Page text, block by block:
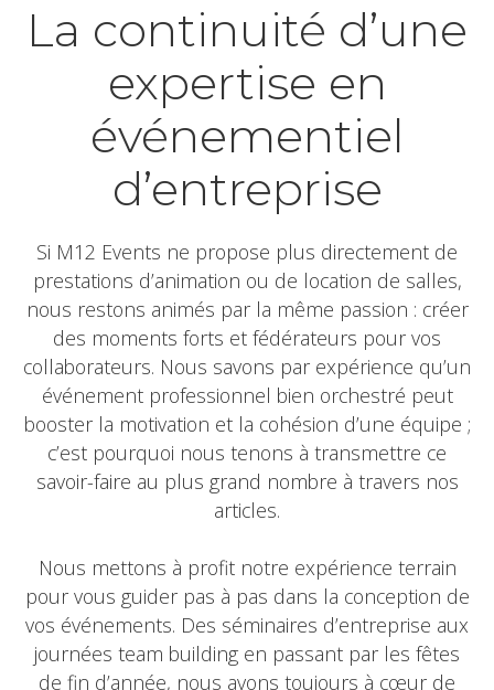
La continuité d’une
expertise en
événementiel
d’entreprise
Si M12 Events ne propose plus directement de
prestations d’animation ou de location de salles,
nous restons animés par la même passion : créer
des moments forts et fédérateurs pour vos
collaborateurs. Nous savons par expérience qu’un
événement professionnel bien orchestré peut
booster la motivation et la cohésion d’une équipe ;
c’est pourquoi nous tenons à transmettre ce
savoir-faire au plus grand nombre à travers nos
articles.
Nous mettons à profit notre expérience terrain
pour vous guider pas à pas dans la conception de
vos événements. Des séminaires d’entreprise aux
journées team building en passant par les fêtes
de fin d’année, nous avons toujours à cœur de